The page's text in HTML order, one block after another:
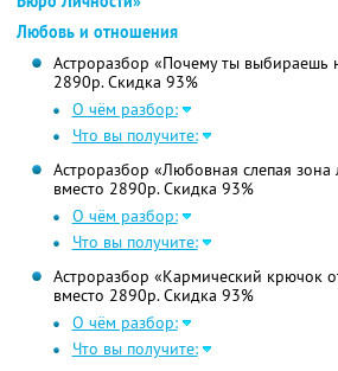
Любовь и отношения
Астроразбор «Почему ты выбираешь
2890р. Скидка 93%
О чём разбор:
Что вы получите:
Астроразбор «Любовная слепая зона
вместо 2890р. Скидка 93%
О чём разбор:
Что вы получите:
Астроразбор «Кармический крючок
вместо 2890р. Скидка 93%
О чём разбор:
Что вы получите: